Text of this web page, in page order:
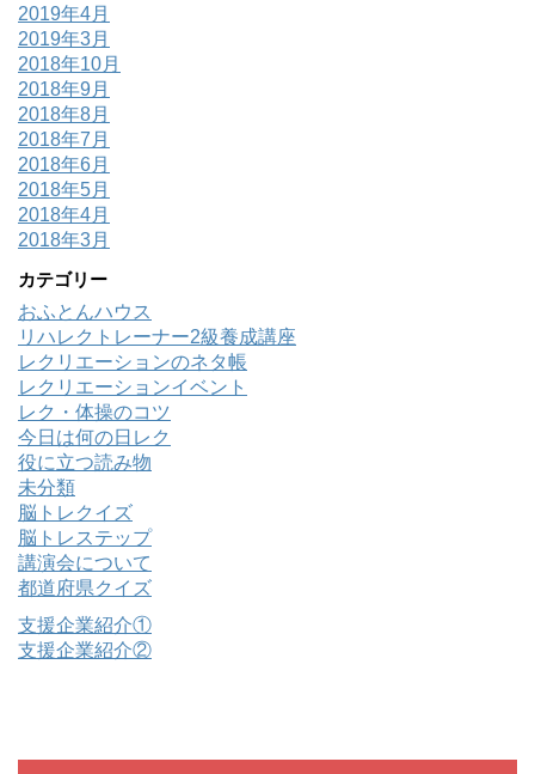
2019年4月
2019年3月
2018年10月
2018年9月
2018年8月
2018年7月
2018年6月
2018年5月
2018年4月
2018年3月
カテゴリー
おふとんハウス
リハレクトレーナー2級養成講座
レクリエーションのネタ帳
レクリエーションイベント
レク・体操のコツ
今日は何の日レク
役に立つ読み物
未分類
脳トレクイズ
脳トレステップ
講演会について
都道府県クイズ
支援企業紹介①
支援企業紹介②